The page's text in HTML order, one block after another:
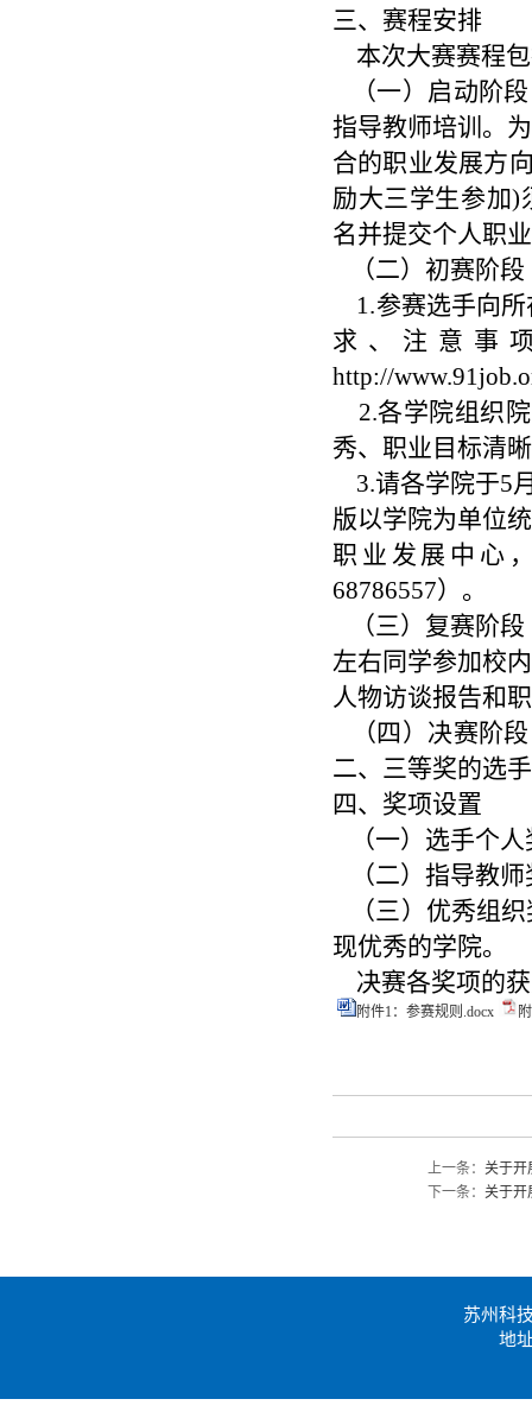
三、赛程安排
本次大赛赛程
（一）启动阶
指导教师培训。
合的职业发展方
励大三学生参加)
名并提交个人职
（二）初赛阶
1.参赛选手向所
求、注意事
http://
2.各学院组织院
秀、职业目标清
3.请各学院于5
版以学院为单位
职业发展中心
68786557）。
（三）复赛阶
左右同学参加校
人物访谈报告和
（四）决赛阶
二、三等奖的选
四、奖项设置
（一）选手个人
（二）指导教师
（三）优秀组织
现优秀的学院。
决赛各奖项的
附件1：参赛规则.docx
上一条： 关于开
下一条： 关于开
苏州科
地